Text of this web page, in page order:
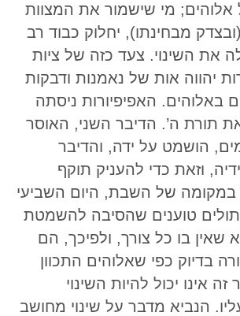
מי שישמור את המצוות
מבחינתו), יחלוק כבוד רב
את השינוי. צעד כזה של ציות
יהווה אות של נאמנות ודבקות
באלוהים. האפיפיורות ניסתה
תורת ה’. הדיבר השני, האוסר
הושמט על ידה, והדיבר
וזאת כדי להעניק תוקף
במקומה של השבת, היום השביעי
טוענים שהסיבה להשמטת
שאין בו כל צורך, ולפיכך, הם
בדיוק כפי שאלוהים התכוון
אינו יכול להיות השינוי
הנביא מדבר על שינוי מחושב